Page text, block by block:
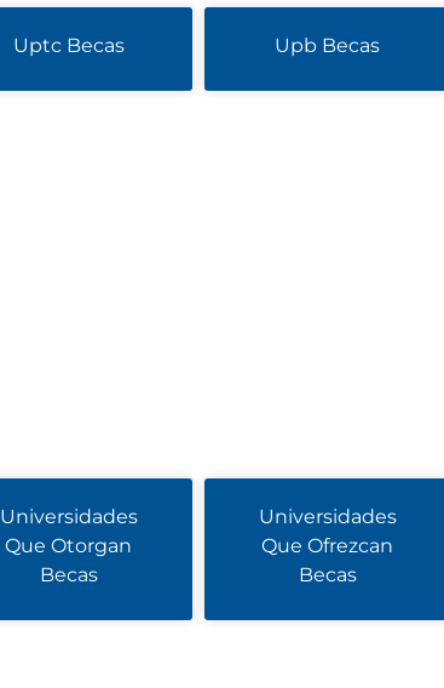
Uptc Becas Upb Becas
Universidades
Que Otorgan
Becas
Universidades
Que Ofrezcan
Becas